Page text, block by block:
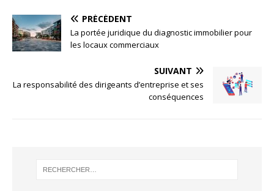
PRÉCÉDENT
La portée juridique du diagnostic immobilier pour
les locaux commerciaux
SUIVANT
La responsabilité des dirigeants d’entreprise et ses
conséquences